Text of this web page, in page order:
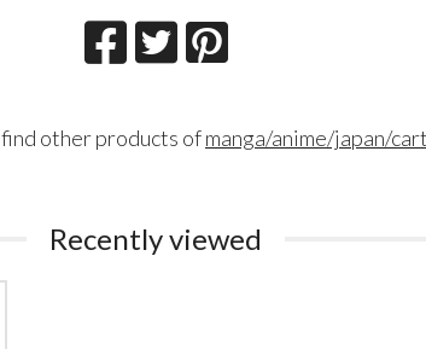
find other products ofmanga/anime/japan/
Recently viewed
€ 180,00